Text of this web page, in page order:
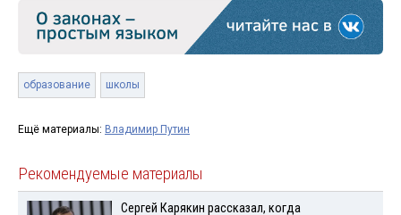
образование школы
Ещё материалы: Владимир Путин
Рекомендуемые материалы
Сергей Карякин рассказал, когда